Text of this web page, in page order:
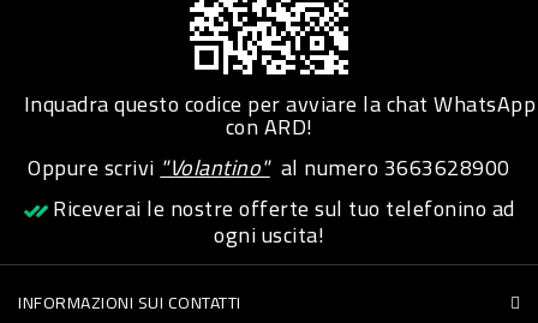
PET
PET
FOOD
FRESCHI
Inquadra questo codice per avviare la chat WhatsApp
con ARD!
Oppure scrivi"Volantino"al numero3663628900
Riceverai le nostre offerte sul tuo telefonino ad
ogni uscita!
INFORMAZIONI SUI CONTATTI